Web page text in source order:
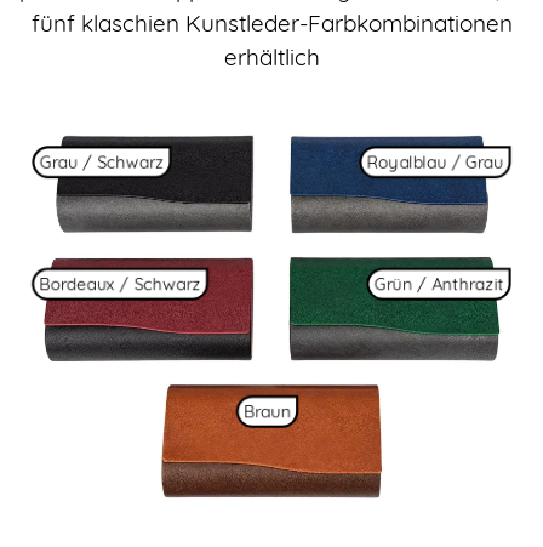
fünf klaschien Kunstleder-Farbkombinationen
erhältlich
Grau / Schwarz Royalblau / Grau
Bordeaux / Schwarz Grün / Anthrazit
Braun